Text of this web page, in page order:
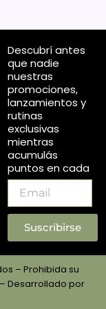
Descubrí antes
que nadie
nuestras
promociones,
lanzamientos y
rutinas
exclusivas
mientras
acumulás
puntos en cada
compra.
Suscribirse
– Prohibida su
Desarrollado por